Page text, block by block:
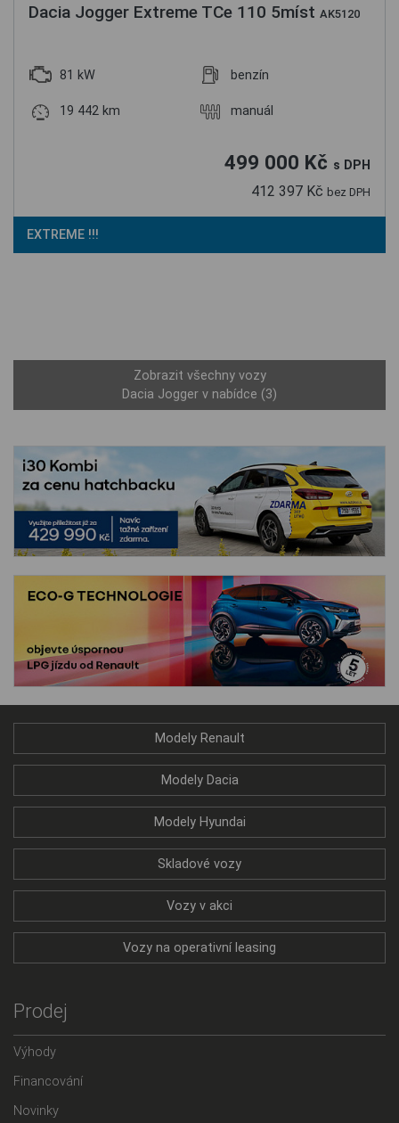
Dacia Jogger Extreme TCe 110 5míst AK5120
81 kW benzín
19 442 km manuál
499 000 Kč s DPH
412 397 Kč bez DPH
EXTREME !!!
Zobrazit všechny vozy
Dacia Jogger v nabídce (3)
Modely Renault
Modely Dacia
Modely Hyundai
Skladové vozy
Vozy v akci
Vozy na operativní leasing
Prodej
Výhody
Financování
Novinky